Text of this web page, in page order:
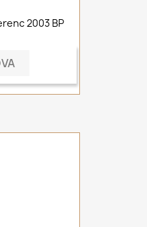
2003 BP